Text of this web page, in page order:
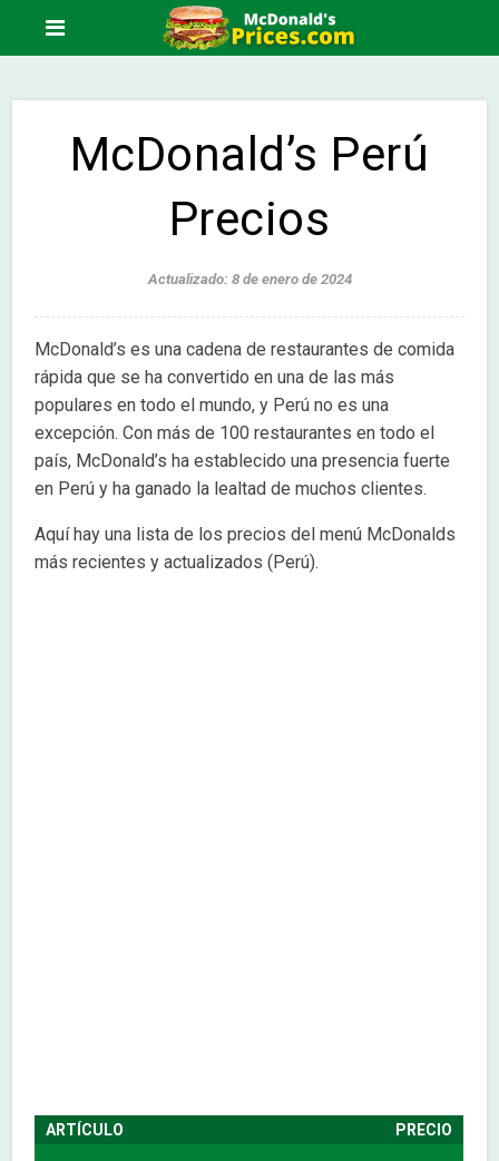
McDonald’s Perú
Precios
Actualizado: 8 de enero de 2024
McDonald’s es una cadena de restaurantes de comida
rápida que se ha convertido en una de las más
populares en todo el mundo, y Perú no es una
excepción. Con más de 100 restaurantes en todo el
país, McDonald’s ha establecido una presencia fuerte
en Perú y ha ganado la lealtad de muchos clientes.
Aquí hay una lista de los precios del menú McDonalds
más recientes y actualizados (Perú).
ARTÍCULO PRECIO